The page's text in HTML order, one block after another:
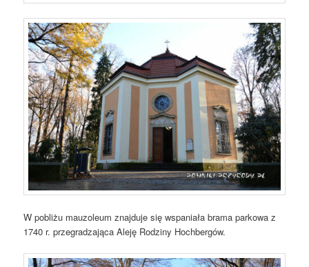
W pobliżu mauzoleum znajduje się wspaniała brama parkowa z
1740 r. przegradzająca Aleję Rodziny Hochbergów.